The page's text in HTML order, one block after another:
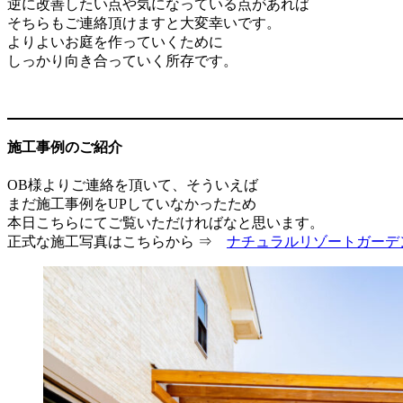
逆に改善したい点や気になっている点があれば
そちらもご連絡頂けますと大変幸いです。
よりよいお庭を作っていくために
しっかり向き合っていく所存です。
施工事例のご紹介
OB様よりご連絡を頂いて、そういえば
まだ施工事例をUPしていなかったため
本日こちらにてご覧いただければなと思います。
正式な施工写真はこちらから ⇒ ナチュラルリゾートガーデ